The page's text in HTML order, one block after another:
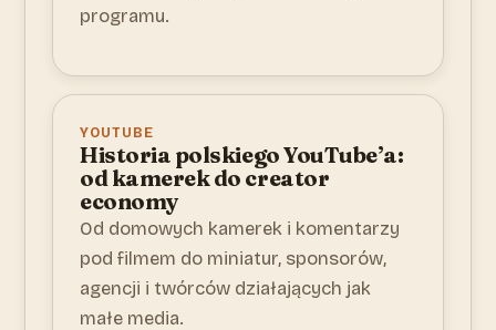
programu.
YOUTUBE
Historia polskiego YouTube’a:
od kamerek do creator
economy
Od domowych kamerek i komentarzy
pod filmem do miniatur, sponsorów,
agencji i twórców działających jak
małe media.